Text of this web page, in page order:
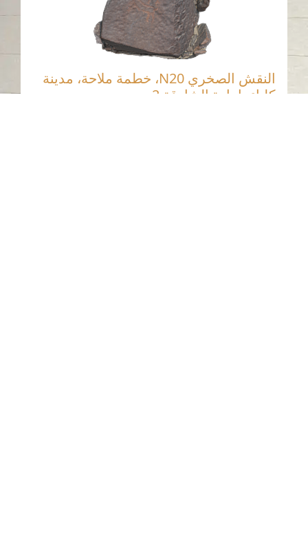
النقش الصخري N20، خطمة ملاحة، مدينة
كلباء، إمارة الشارقة.2